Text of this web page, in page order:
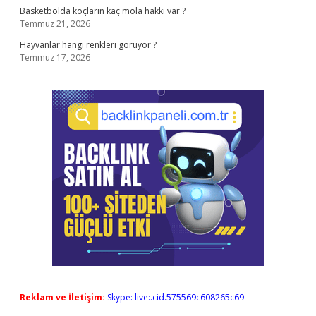
Basketbolda koçların kaç mola hakkı var ?
Temmuz 21, 2026
Hayvanlar hangi renkleri görüyor ?
Temmuz 17, 2026
Reklam ve İletişim: Skype: live:.cid.575569c608265c69